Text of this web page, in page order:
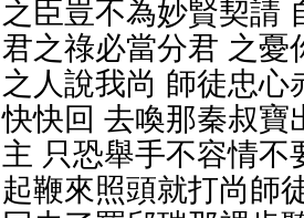
之臣豈不為妙賢契請
君之祿必當分君 之憂
之人說我尚 師徒忠
快快回 去喚那秦叔寶
主 只恐舉手不容情不
起鞭來照頭就打尚師